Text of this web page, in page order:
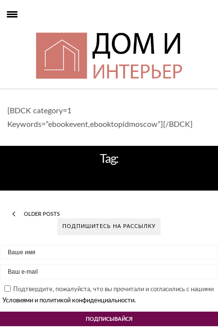
[BDCK category=1
Keywords=”ebookevent,ebooktopidmoscow”][/BDCK]
Tag:
OLDER POSTS
ПОДПИШИТЕСЬ НА РАССЫЛКУ
Подтвердите, пожалуйста, что вы прочитали и согласились с нашими
Условиями и политикой конфиденциальности.